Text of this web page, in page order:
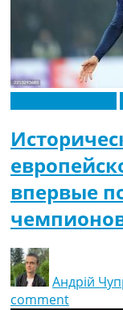
впервые
Андрій
comment